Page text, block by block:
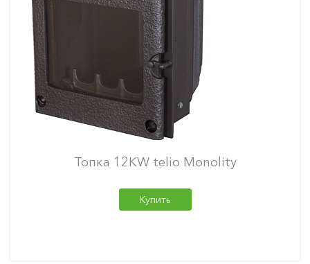
Топка 12KW telio Monolity
Купить